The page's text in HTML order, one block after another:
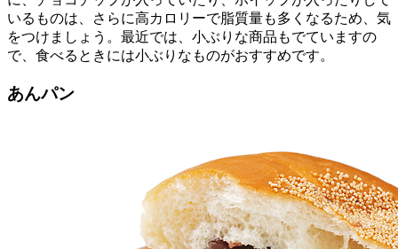
いるものは、さらに高カロリーで脂質量も多くなるため、気
をつけましょう。最近では、小ぶりな商品もでていますの
で、食べるときには小ぶりなものがおすすめです。
あんパン